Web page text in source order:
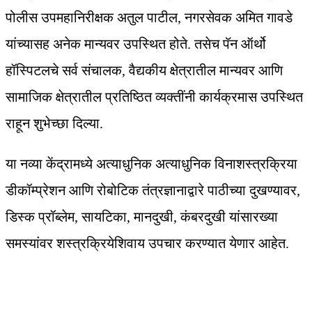
पोलीस उपमहानिरीक्षक अतुल पाटील, नगरसेवक अमित गावडे
यांच्यासह अनेक मान्यवर उपस्थित होते. तसेच पॅन ऑर्थो
हॉस्पिटलचे सर्व संचालक, वैद्यकीय क्षेत्रातील मान्यवर आणि
सामाजिक क्षेत्रातील प्रतिष्ठित व्यक्तींनी कार्यक्रमास उपस्थित
राहून शुभेच्छा दिल्या.
या नव्या केंद्रामध्ये अत्याधुनिक अत्याधुनिक विनाशस्त्रक्रिया
डीकॉम्प्रेशन आणि रोबोटिक तंत्रज्ञानाद्वारे पाठीच्या दुखण्यावर,
डिस्क प्रॉब्लेम, सायटिका, मानदुखी, कंबरदुखी यांसारख्या
समस्यांवर शस्त्रक्रियेशिवाय उपचार करण्यात येणार आहेत.